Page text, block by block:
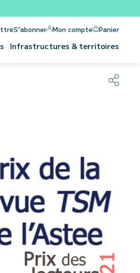
S’abonner Mon compte Panier
Infrastructures & territoires